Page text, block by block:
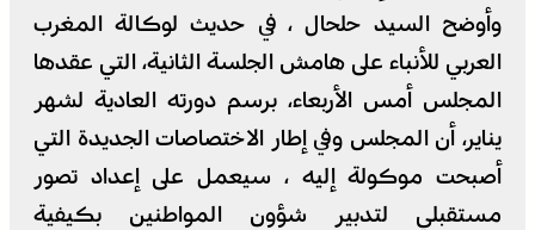
وأوضح السيد حلحال ، في حديث لوكالة المغرب
العربي للأنباء على هامش الجلسة الثانية، التي عقدها
المجلس أمس الأربعاء، برسم دورته العادية لشهر
يناير، أن المجلس وفي إطار الاختصاصات الجديدة التي
أصبحت موكولة إليه ، سيعمل على إعداد تصور
مستقبلي لتدبير شؤون المواطنين بكيفية